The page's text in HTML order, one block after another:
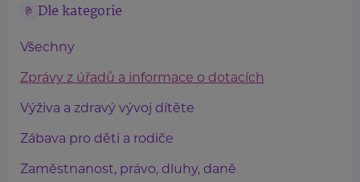
Dle kategorie
Všechny
Zprávy z úřadů a informace o dotacích
Výživa a zdravý vývoj dítěte
Zábava pro děti a rodiče
Zaměstnanost, právo, dluhy, daně